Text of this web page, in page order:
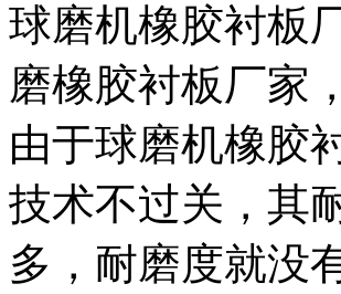
球磨机橡胶衬板
磨橡胶衬板厂家
由于球磨机橡胶
技术不过关，其
多，耐磨度就没